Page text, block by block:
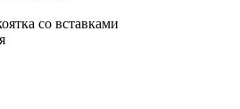
со вставками